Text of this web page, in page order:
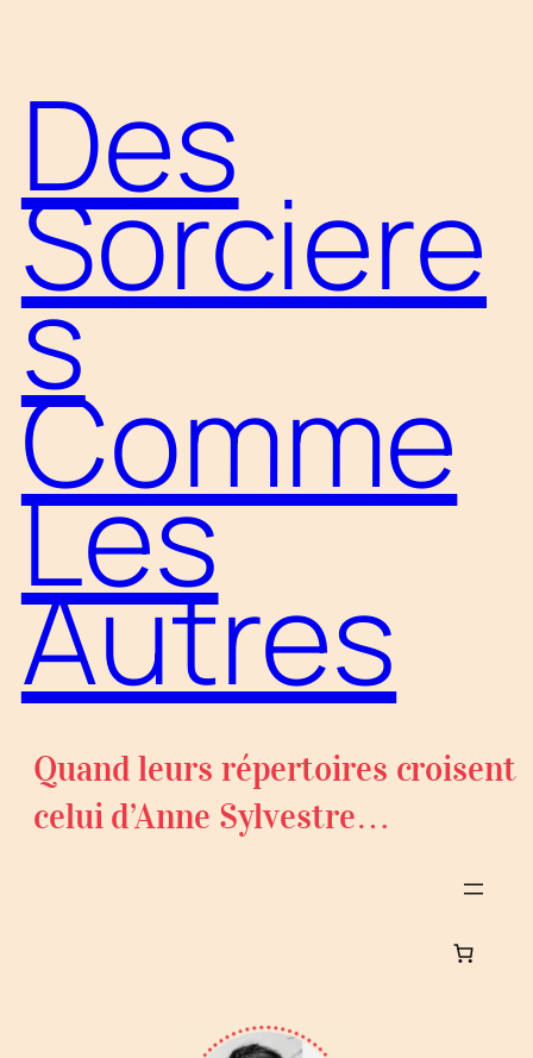
contenu
Des
Sorciere
s
Comme
Les
Autres
Quand leurs répertoires croisent
celui d’Anne Sylvestre…